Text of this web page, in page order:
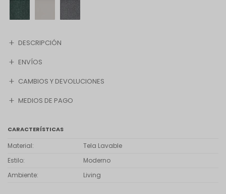
DESCRIPCIÓN
ENVÍOS
CAMBIOS Y DEVOLUCIONES
MEDIOS DE PAGO
CARACTERÍSTICAS
Material
Tela Lavable
Estilo
Moderno
Ambiente
Living